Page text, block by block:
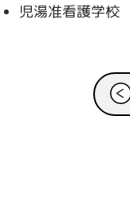
児湯准看護学校